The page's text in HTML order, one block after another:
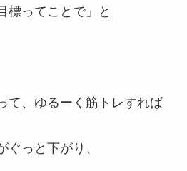
標ってことで」と
て、ゆるーく筋トレすれば
ぐっと下がり、